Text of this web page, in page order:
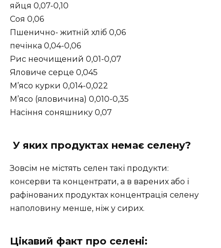
яйця 0,07-0,10
Соя 0,06
Пшенично- житній хліб 0,06
печінка 0,04-0,06
Рис неочищений 0,01-0,07
Яловиче серце 0,045
М’ясо курки 0,014-0,022
М’ясо (яловичина) 0,010-0,35
Насіння соняшнику 0,07
У яких продуктах немає селену?
Зовсім не містять селен такі продукти:
консерви та концентрати, а в варених або і
рафінованих продуктах концентрація селену
наполовину менше, ніж у сирих.
Цікавий факт про селені: